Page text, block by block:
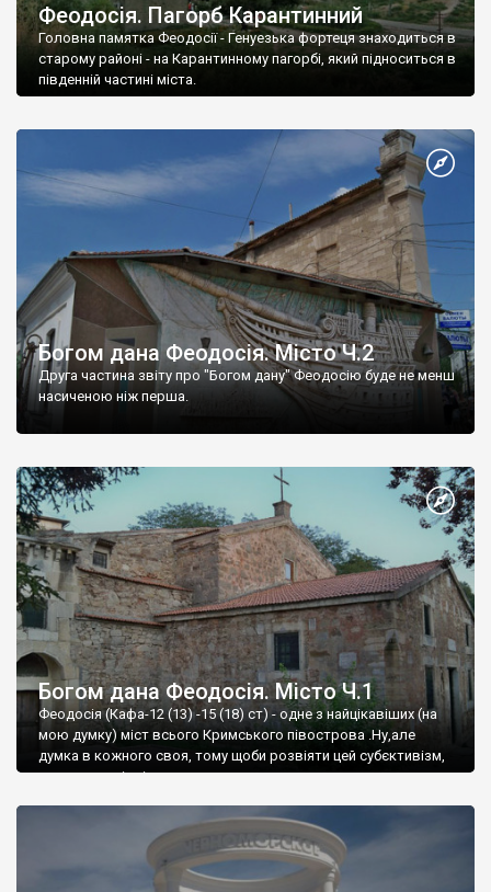
Феодосія. Пагорб Карантинний
Головна памятка Феодосії - Генуезька фортеця знаходиться в
старому районі - на Карантинному пагорбі, який підноситься в
південній частині міста.
Богом дана Феодосія. Місто Ч.2
Друга частина звіту про "Богом дану" Феодосію буде не менш
насиченою ніж перша.
Богом дана Феодосія. Місто Ч.1
Феодосія (Кафа-12 (13) -15 (18) ст) - одне з найцікавіших (на
мою думку) міст всього Кримського півострова .Ну,але
думка в кожного своя, тому щоби розвіяти цей субєктивізм,
запрошую відвідати це